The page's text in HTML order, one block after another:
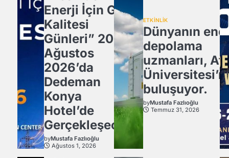
Enerji İçin Güç
Kalitesi
Günleri” 20
Ağustos
2026’da
Dedeman
Konya
Hotel’de
Gerçekleşecek
byMustafa Fazlıoğlu
Ağustos 1, 2026
ETKİNLİK
Dünyanın
depolama
uzmanları,
buluşuyor.
byMustafa Fazlıoğlu
Temmuz 31, 2026